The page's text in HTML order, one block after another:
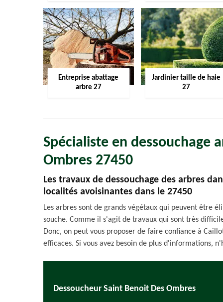
Entreprise abattage
arbre 27
Jardinier taille de haie
27
Spécialiste en dessouchage
Ombres 27450
Les travaux de dessouchage des arbres
localités avoisinantes dans le 27450
Les arbres sont de grands végétaux qui peuvent être
souche. Comme il s'agit de travaux qui sont très
Donc, on peut vous proposer de faire confiance à
efficaces. Si vous avez besoin de plus d'informations,
Dessoucheur Saint Benoit Des Ombres